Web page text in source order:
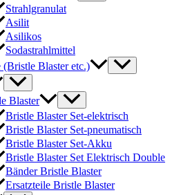
Strahlgranulat
Asilit
Asilikos
Sodastrahlmittel
Blaster etc.)
Blaster
Bristle Blaster Set-elektrisch
Bristle Blaster Set-pneumatisch
Bristle Blaster Set-Akku
Bristle Blaster Set Elektrisch Double
Bänder Bristle Blaster
Ersatzteile Bristle Blaster